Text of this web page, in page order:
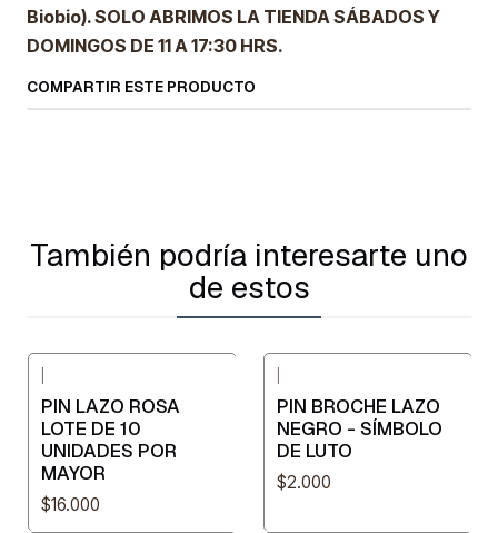
Biobio). SOLO ABRIMOS LA TIENDA SÁBADOS Y
DOMINGOS DE 11 A 17:30 HRS.
COMPARTIR ESTE PRODUCTO
También podría interesarte uno
de estos
PIN LAZO ROSA
LOTE DE 10
UNIDADES POR
MAYOR
$16.000
PIN BROCHE LAZO
NEGRO - SÍMBOLO
DE LUTO
$2.000